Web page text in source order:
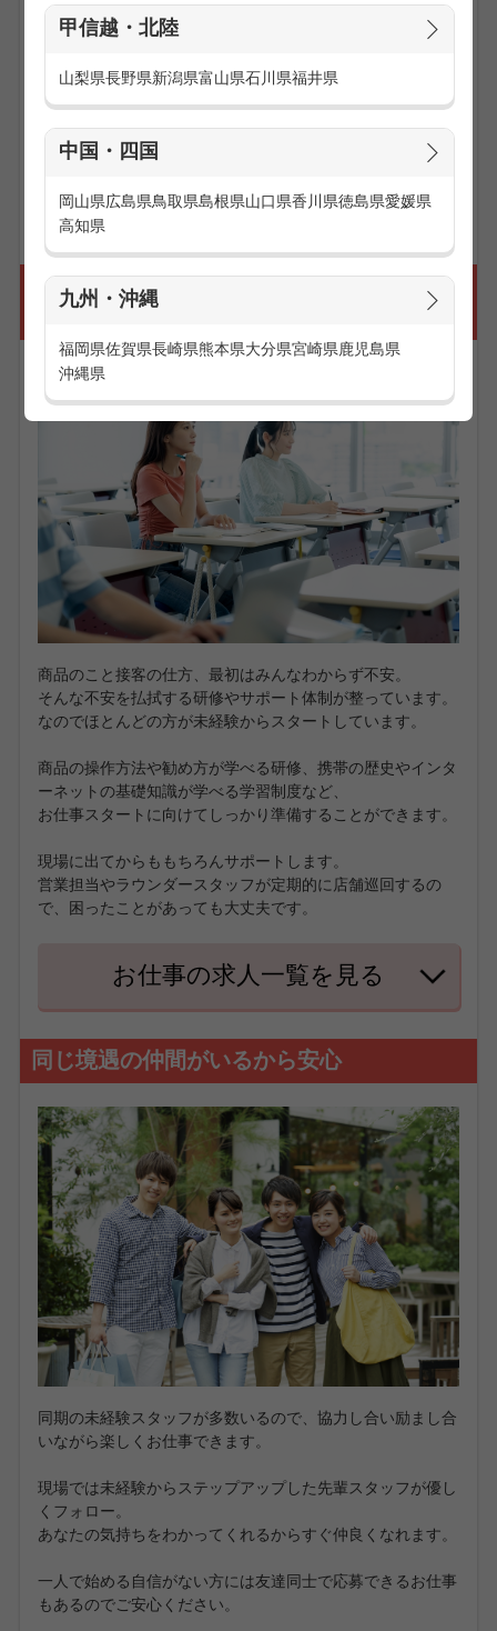
甲信越・北陸
山梨県長野県新潟県富山県石川県福井県
中国・四国
岡山県広島県鳥取県島根県山口県香川県徳島県愛媛県
高知県
九州・沖縄
福岡県佐賀県長崎県熊本県大分県宮崎県鹿児島県
沖縄県
パレルのお仕事≫
■お小遣い分だけ扶養控除内で働きたい人向けの≪サンプリ
他にも色々あるから、あなたにピッタリのお仕事がきっと見
つかります。
お仕事の求人一覧を見る
頑張るあなたを応援！研修やサポート体制
商品のこと接客の仕方、最初はみんなわからず不安。
そんな不安を払拭する研修やサポート体制が整っています。
なのでほとんどの方が未経験からスタートしています。
商品の操作方法や勧め方が学べる研修、携帯の歴史やインタ
ーネットの基礎知識が学べる学習制度など、
お仕事スタートに向けてしっかり準備することができます。
現場に出てからももちろんサポートします。
営業担当やラウンダースタッフが定期的に店舗巡回するの
で、困ったことがあっても大丈夫です。
お仕事の求人一覧を見る
同じ境遇の仲間がいるから安心
同期の未経験スタッフが多数いるので、協力し合い励まし合
いながら楽しくお仕事できます。
現場では未経験からステップアップした先輩スタッフが優し
くフォロー。
あなたの気持ちをわかってくれるからすぐ仲良くなれます。
一人で始める自信がない方には友達同士で応募できるお仕事
もあるのでご安心ください。